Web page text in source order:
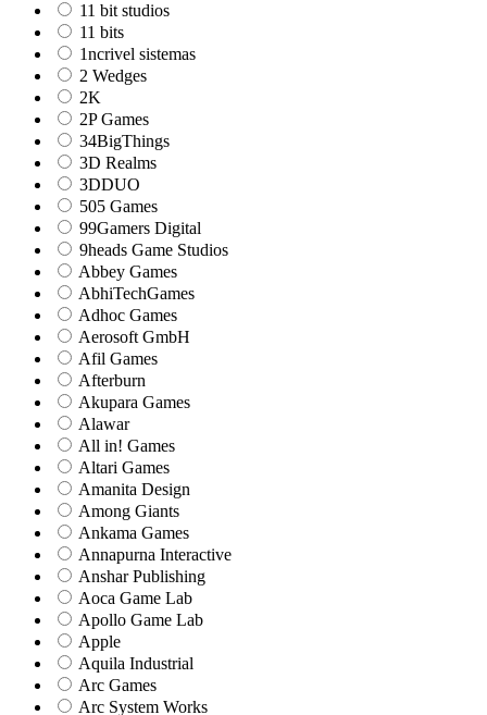
11 bit studios
11 bits
1ncrivel sistemas
2 Wedges
2K
2P Games
34BigThings
3D Realms
3DDUO
505 Games
99Gamers Digital
9heads Game Studios
Abbey Games
AbhiTechGames
Adhoc Games
Aerosoft GmbH
Afil Games
Afterburn
Akupara Games
Alawar
All in! Games
Altari Games
Amanita Design
Among Giants
Ankama Games
Annapurna Interactive
Anshar Publishing
Aoca Game Lab
Apollo Game Lab
Apple
Aquila Industrial
Arc Games
Arc System Works